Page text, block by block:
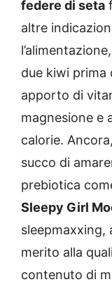
federe di seta
altre
due kiwi prima
apporto di
magnesione e
calorie.
succo di
prebiotica
Sleepy Girl
sleepmaxxing,
merito alla
contenuto di